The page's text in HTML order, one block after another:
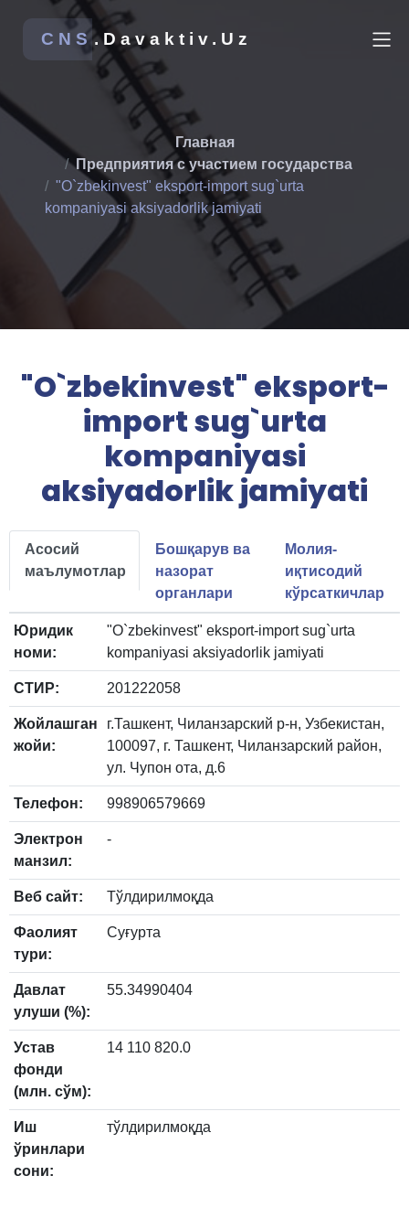
CNS .Davaktiv.Uz
Главная
Предприятия с участием государства
"O`zbekinvest" eksport-import sug`urta
kompaniyasi aksiyadorlik jamiyati
"O`zbekinvest" eksport-
import sug`urta
kompaniyasi
aksiyadorlik jamiyati
Асосий
маълумотлар
Бошқарув ва
назорат
органлари
Молия-
иқтисодий
кўрсаткичлар
Юридик
номи:
"O`zbekinvest" eksport-import sug`urta
kompaniyasi aksiyadorlik jamiyati
СТИР: 201222058
Жойлашган
жойи:
г.Ташкент, Чиланзарский р-н, Узбекистан,
100097, г. Ташкент, Чиланзарский район,
ул. Чупон ота, д.6
Телефон: 998906579669
Электрон
манзил:
-
Веб сайт: Тўлдирилмоқда
Фаолият
тури:
Суғурта
Давлат
улуши (%):
55.34990404
Устав
фонди
(млн. сўм):
14 110 820.0
Иш
ўринлари
сони:
тўлдирилмоқда